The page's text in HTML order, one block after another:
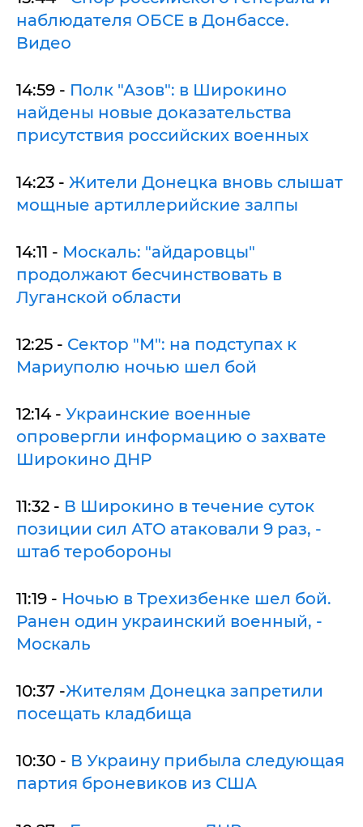
наблюдателя ОБСЕ в Донбассе.
Видео
14:59 - Полк "Азов": в Широкино
найдены новые доказательства
присутствия российских военных
14:23 - Жители Донецка вновь слышат
мощные артиллерийские залпы
14:11 - Москаль: "айдаровцы"
продолжают бесчинствовать в
Луганской области
12:25 - Сектор "М": на подступах к
Мариуполю ночью шел бой
12:14 - Украинские военные
опровергли информацию о захвате
Широкино ДНР
11:32 - В Широкино в течение суток
позиции сил АТО атаковали 9 раз, -
штаб теробороны
11:19 - Ночью в Трехизбенке шел бой.
Ранен один украинский военный, -
Москаль
10:37 -Жителям Донецка запретили
посещать кладбища
10:30 - В Украину прибыла следующая
партия броневиков из США